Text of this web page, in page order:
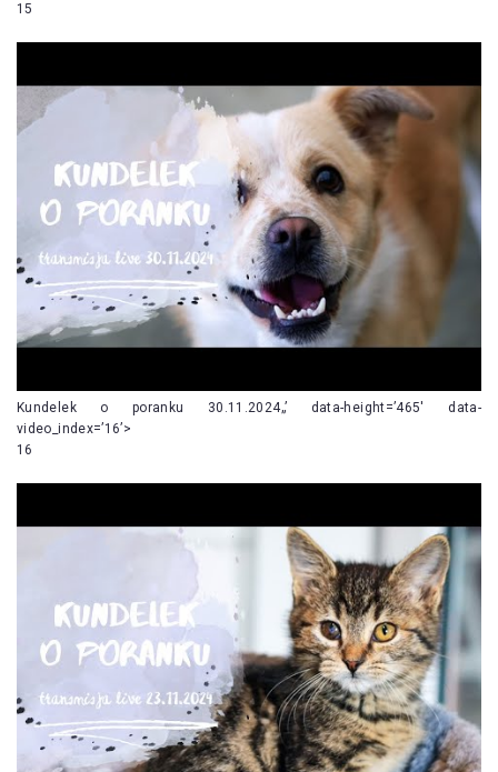
15
Kundelek o poranku 30.11.2024„’ data-height=’465′ data-
video_index=’16’>
16